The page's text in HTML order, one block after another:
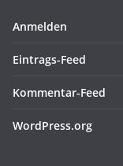
Anmelden
Eintrags-Feed
Kommentar-Feed
WordPress.org